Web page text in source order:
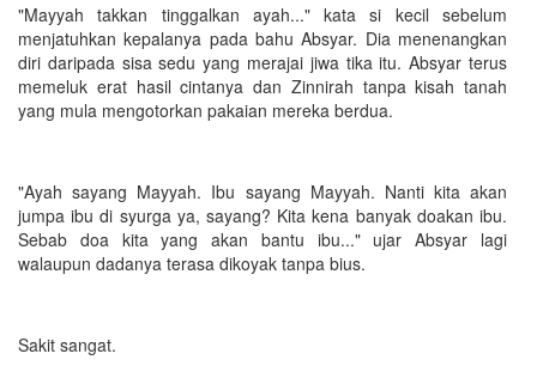
"Mayyah takkan tinggalkan ayah..." kata si kecil sebelum
menjatuhkan kepalanya pada bahu Absyar. Dia menenangkan
diri daripada sisa sedu yang merajai jiwa tika itu. Absyar terus
memeluk erat hasil cintanya dan Zinnirah tanpa kisah tanah
yang mula mengotorkan pakaian mereka berdua.
"Ayah sayang Mayyah. Ibu sayang Mayyah. Nanti kita akan
jumpa ibu di syurga ya, sayang? Kita kena banyak doakan ibu.
Sebab doa kita yang akan bantu ibu..." ujar Absyar lagi
walaupun dadanya terasa dikoyak tanpa bius.
Sakit sangat.